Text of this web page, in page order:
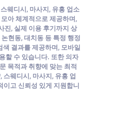
웨디시, 마사지, 유흥 업소
아 체계적으로 제공하며,
진, 실제 이용 후기까지 상
현동, 대치동 등 특정 행정
결과를 제공하며, 모바일
할 수 있습니다. 또한 의자
목적과 취향에 맞는 최적
웨디시, 마사지, 유흥 업
고 신뢰성 있게 지원합니